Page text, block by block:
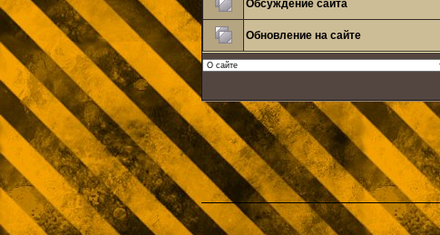
Обсуждение сайта
Обновление на сайте